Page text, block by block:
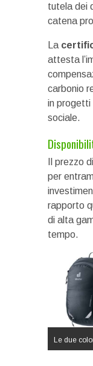
tutela dei
catena
La
attesta
carbonio
in progetti
sociale.
Il prezzo
per
rapporto
di alta
tempo.
Le due